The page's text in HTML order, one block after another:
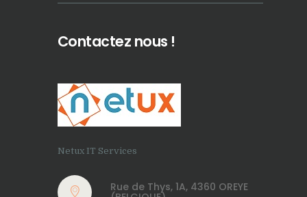
Contactez nous !
Netux IT Services
Rue de Thys, 1A, 4360 OREYE